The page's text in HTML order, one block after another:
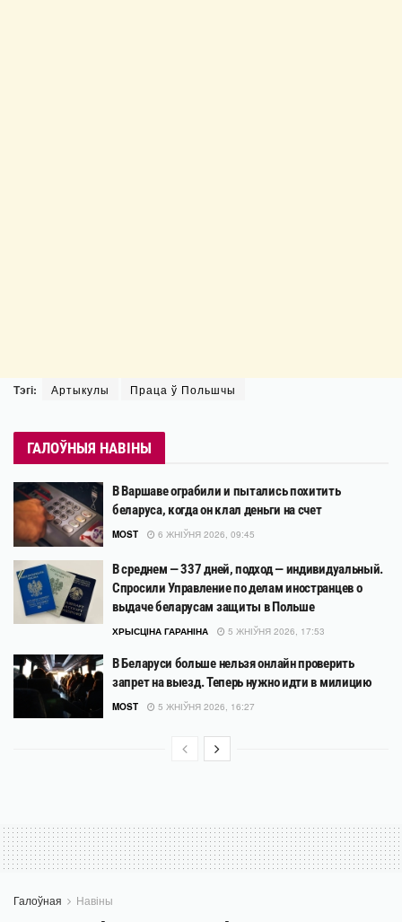
Тэгі: Артыкулы Праца ў Польшчы
ГАЛОЎНЫЯ НАВІНЫ
В Варшаве ограбили и пытались похитить
беларуса, когда он клал деньги на счет
MOST 6 ЖНІЎНЯ 2026, 09:45
В среднем — 337 дней, подход — индивидуальный.
Спросили Управление по делам иностранцев о
выдаче беларусам защиты в Польше
ХРЫСЦІНА ГАРАНІНА 5 ЖНІЎНЯ 2026, 17:53
В Беларуси больше нельзя онлайн проверить
запрет на выезд. Теперь нужно идти в милицию
MOST 5 ЖНІЎНЯ 2026, 16:27
Галоўная Навіны